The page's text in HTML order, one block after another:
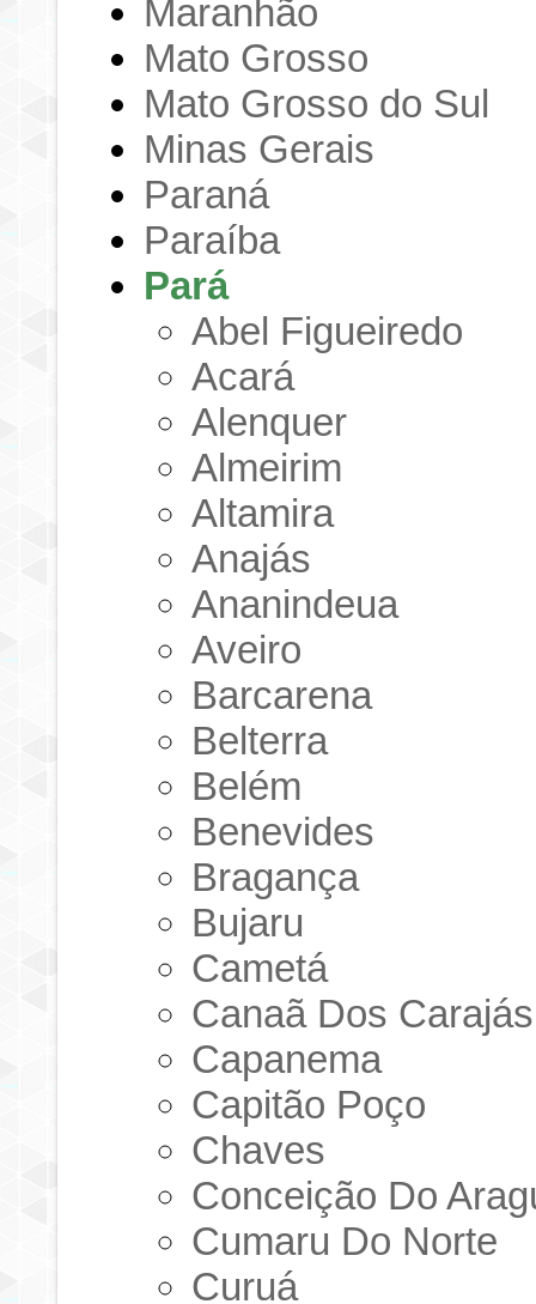
Maranhão
Mato Grosso
Mato Grosso do Sul
Minas Gerais
Paraná
Paraíba
Pará
Abel Figueiredo
Acará
Alenquer
Almeirim
Altamira
Anajás
Ananindeua
Aveiro
Barcarena
Belterra
Belém
Benevides
Bragança
Bujaru
Cametá
Canaã Dos Carajás
Capanema
Capitão Poço
Chaves
Conceição Do
Cumaru Do Norte
Curuá